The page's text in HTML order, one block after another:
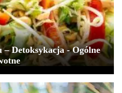
Detoksykacja - Ogólne